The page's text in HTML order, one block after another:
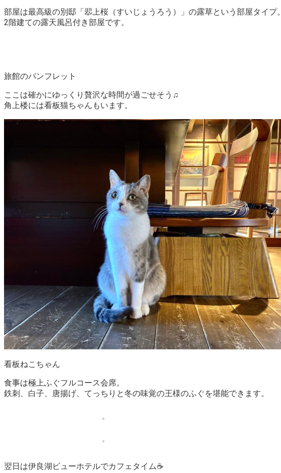
部屋は最高級の別邸「翆上桜（すいじょうろう）」の露草という部屋タイプ。
2階建ての露天風呂付き部屋です。
旅館のパンフレット
ここは確かにゆっくり贅沢な時間が過ごせそう♫
角上楼には看板猫ちゃんもいます。
看板ねこちゃん
食事は極上ふぐフルコース会席。
鉄刺、白子、唐揚げ、てっちりと冬の味覚の王様のふぐを堪能できます。
翌日は伊良湖ビューホテルでカフェタイム☕